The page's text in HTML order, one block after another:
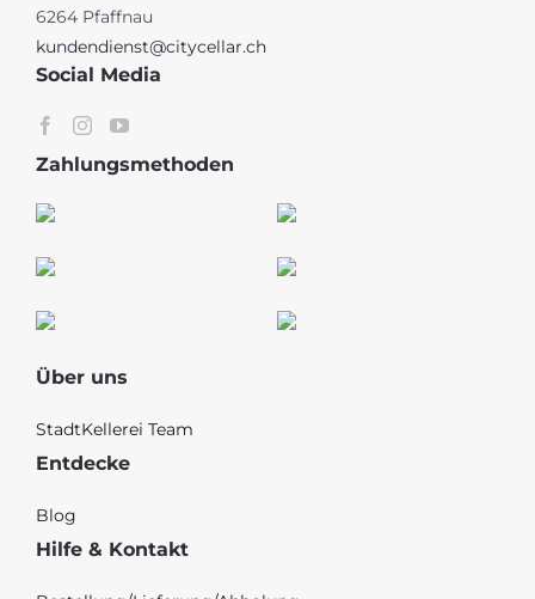
6264 Pfaffnau
kundendienst@citycellar.ch
Social Media
Zahlungsmethoden
Über uns
StadtKellerei Team
Entdecke
Blog
Hilfe & Kontakt